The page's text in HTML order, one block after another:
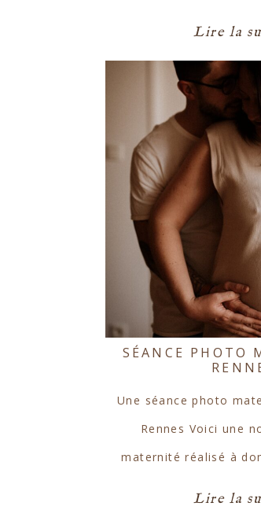
Lire la
SÉANCE PHOTO
Une séance photo
Rennes Voici une
maternité réalisé à
Lire la